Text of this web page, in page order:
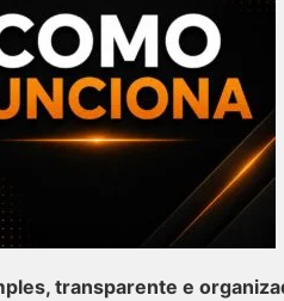
transparente e